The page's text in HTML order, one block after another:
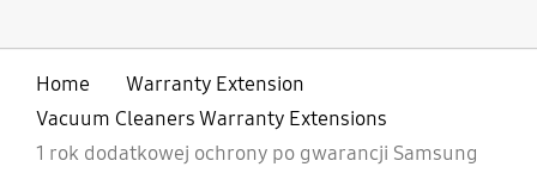
Home
Warranty Extension
Vacuum Cleaners Warranty Extensions
1 rok dodatkowej ochrony po gwarancji Samsung